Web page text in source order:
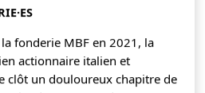
fonderie MBF en 2021, la
actionnaire italien et
clôt un douloureux chapitre de